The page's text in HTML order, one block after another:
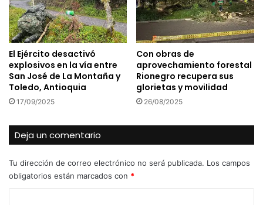
El Ejército desactivó
explosivos en la vía entre
San José de La Montaña y
Toledo, Antioquia
17/09/2025
Con obras de
aprovechamiento forestal
Rionegro recupera sus
glorietas y movilidad
26/08/2025
Deja un comentario
Tu dirección de correo electrónico no será publicada. Los campos
obligatorios están marcados con *